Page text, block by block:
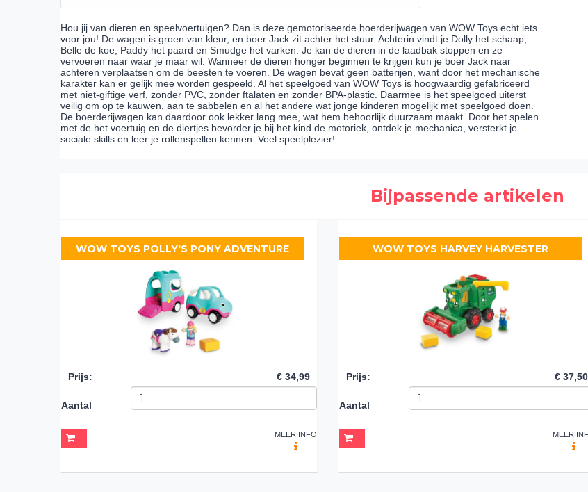
Hou jij van dieren en speelvoertuigen? Dan is deze gemotoriseerde boerderijwagen van WOW Toys echt iets
voor jou! De wagen is groen van kleur, en boer Jack zit achter het stuur. Achterin vindt je Dolly het schaap,
Belle de koe, Paddy het paard en Smudge het varken. Je kan de dieren in de laadbak stoppen en ze
vervoeren naar waar je maar wil. Wanneer de dieren honger beginnen te krijgen kun je boer Jack naar
achteren verplaatsen om de beesten te voeren. De wagen bevat geen batterijen, want door het mechanische
karakter kan er gelijk mee worden gespeeld. Al het speelgoed van WOW Toys is hoogwaardig gefabriceerd
met niet-giftige verf, zonder PVC, zonder ftalaten en zonder BPA-plastic. Daarmee is het speelgoed uiterst
veilig om op te kauwen, aan te sabbelen en al het andere wat jonge kinderen mogelijk met speelgoed doen.
De boerderijwagen kan daardoor ook lekker lang mee, wat hem behoorlijk duurzaam maakt. Door het spelen
met de het voertuig en de diertjes bevorder je bij het kind de motoriek, ontdek je mechanica, versterkt je
sociale skills en leer je rollenspellen kennen. Veel speelplezier!
Bijpassende artikelen
WOW TOYS POLLY'S PONY ADVENTURE
Prijs: € 34,99
Aantal
MEER INFO
WOW TOYS HARVEY HARVESTER
Prijs: € 37,50
Aantal
MEER